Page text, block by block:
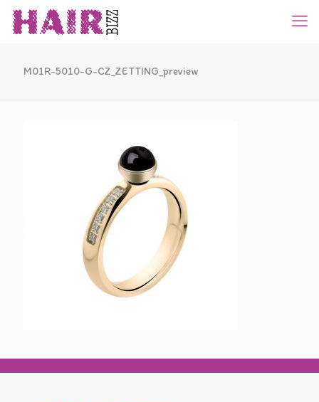
M01R-5010-G-CZ_ZETTING_preview